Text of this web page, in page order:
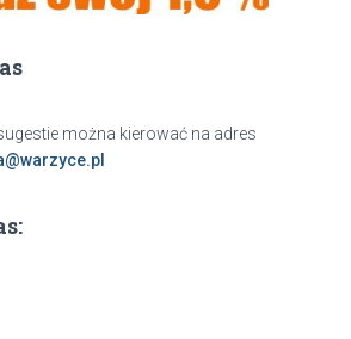
można kierować na adres